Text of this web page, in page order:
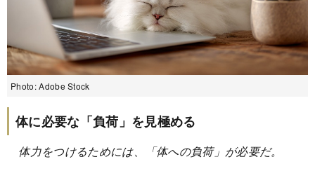
Photo: Adobe Stock
体に必要な「負荷」を見極める
体力をつけるためには、「体への負荷」が必要だ。